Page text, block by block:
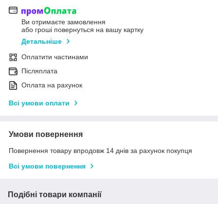
Ви отримаєте замовлення
або гроші повернуться на вашу картку
Детальніше
Оплатити частинами
Післяплата
Оплата на рахунок
Всі умови оплати
Умови повернення
Повернення товару впродовж 14 днів за рахунок покупця
Всі умови повернення
Подібні товари компанії